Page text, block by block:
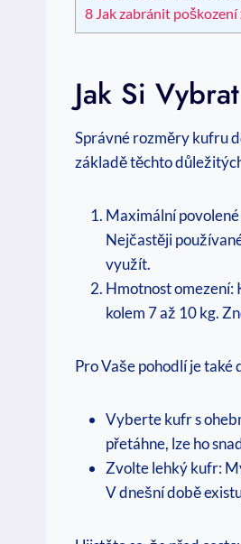
8 Jak zabránit
Jak Si
Správné rozměry kufru
základě těchto
Maximální
Nejčastěji
využít.
Hmotnost omezení:
kolem 7 až 10 kg.
Pro Vaše pohodlí je
Vyberte kufr s
přetáhne, lze ho
Zvolte lehký kufr:
V dnešní době